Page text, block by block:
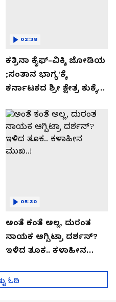
ಕತ್ರಿನಾ ಕೈಫ್-ವಿಕ್ಕಿ ಜೋಡಿಯ
;ಸಂತಾನ ಭಾಗ್ಯ'ಕ್ಕೆ
ಕರ್ನಾಟಕದ ಶ್ರೀ ಕ್ಷೇತ್ರ ಕುಕ್ಕೆ
02:38
ಅಂತೆ ಕಂತೆ ಅಲ್ಲ, ದುರಂತ
ನಾಯಕ ಆಗ್ಬಿಟ್ರಾ ದರ್ಶನ್?
ಇಳಿದ ತೂಕ.. ಕಳಾಹೀನ
05:30
ಓದಿ